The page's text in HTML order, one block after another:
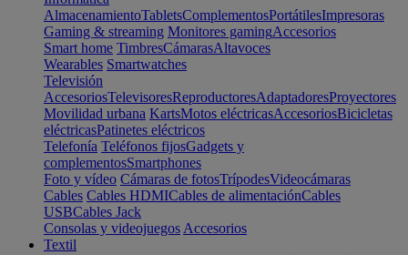
AlmacenamientoTabletsComplementosPortátilesImpresoras
Gaming & streaming Monitores gamingAccesorios
Smart home TimbresCámarasAltavoces
Wearables Smartwatches
Televisión
AccesoriosTelevisoresReproductoresAdaptadoresProyectores
Movilidad urbana KartsMotos eléctricasAccesoriosBicicletas
eléctricasPatinetes eléctricos
Telefonía Teléfonos fijosGadgets y
complementosSmartphones
Foto y vídeo Cámaras de fotosTrípodesVideocámaras
Cables Cables HDMICables de alimentaciónCables
USBCables Jack
Consolas y videojuegos Accesorios
Textil